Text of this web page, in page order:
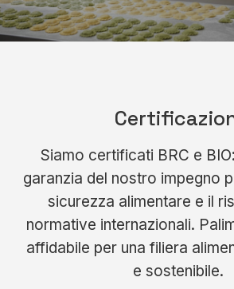
Siamo certificati BRC e
garanzia del nostro impegno
sicurezza alimentare e il
normative internazionali.
affidabile per una filiera
e sostenibile.